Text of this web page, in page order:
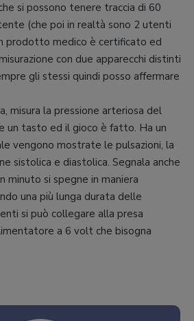
si possono tenere traccia di 60
(che poi in realtà sono 2 utenti
prodotto medico è certificato ed
con due apparecchi distinti
gli stessi quindi posso affermare
misura la pressione arteriosa del
un tasto ed il gioco è fatto. Ha un
vengono mostrate le pulsazioni, la
sistolica e diastolica. Segnala anche
minuto si spegne in maniera
una più lunga durata delle
si può collegare alla presa
a 6 volt che bisogna